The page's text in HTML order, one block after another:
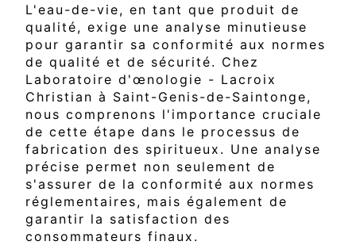
L'eau-de-vie, en tant que produit de
qualité, exige une analyse minutieuse
pour garantir sa conformité aux normes
de qualité et de sécurité. Chez
Laboratoire d'œnologie - Lacroix
Christian à Saint-Genis-de-Saintonge,
nous comprenons l'importance cruciale
de cette étape dans le processus de
fabrication des spiritueux. Une analyse
précise permet non seulement de
s'assurer de la conformité aux normes
réglementaires, mais également de
garantir la satisfaction des
consommateurs finaux.